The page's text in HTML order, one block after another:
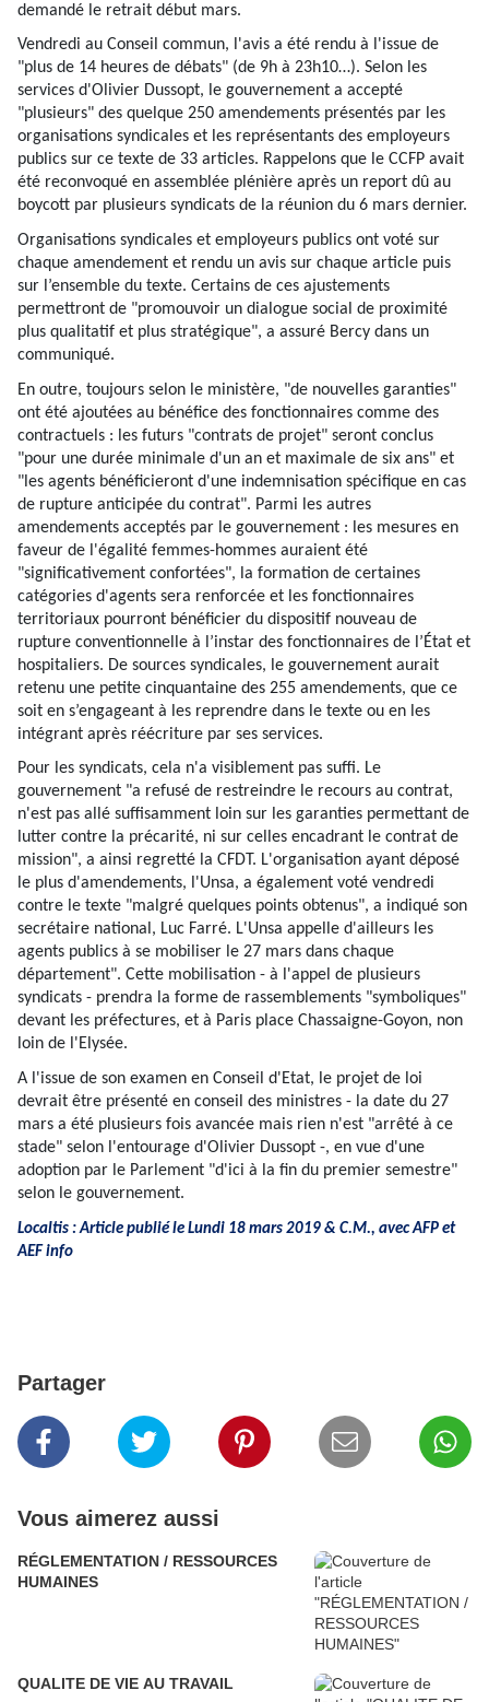
demandé le retrait début mars.
Vendredi au Conseil commun, l'avis a été rendu à l'issue de
"plus de 14 heures de débats" (de 9h à 23h10…). Selon les
services d'Olivier Dussopt, le gouvernement a accepté
"plusieurs" des quelque 250 amendements présentés par les
organisations syndicales et les représentants des employeurs
publics sur ce texte de 33 articles. Rappelons que le CCFP avait
été reconvoqué en assemblée plénière après un report dû au
boycott par plusieurs syndicats de la réunion du 6 mars dernier.
Organisations syndicales et employeurs publics ont voté sur
chaque amendement et rendu un avis sur chaque article puis
sur l’ensemble du texte. Certains de ces ajustements
permettront de "promouvoir un dialogue social de proximité
plus qualitatif et plus stratégique", a assuré Bercy dans un
communiqué.
En outre, toujours selon le ministère, "de nouvelles garanties"
ont été ajoutées au bénéfice des fonctionnaires comme des
contractuels : les futurs "contrats de projet" seront conclus
"pour une durée minimale d'un an et maximale de six ans" et
"les agents bénéficieront d'une indemnisation spécifique en cas
de rupture anticipée du contrat". Parmi les autres
amendements acceptés par le gouvernement : les mesures en
faveur de l'égalité femmes-hommes auraient été
"significativement confortées", la formation de certaines
catégories d'agents sera renforcée et les fonctionnaires
territoriaux pourront bénéficier du dispositif nouveau de
rupture conventionnelle à l’instar des fonctionnaires de l’État et
hospitaliers. De sources syndicales, le gouvernement aurait
retenu une petite cinquantaine des 255 amendements, que ce
soit en s’engageant à les reprendre dans le texte ou en les
intégrant après réécriture par ses services.
Pour les syndicats, cela n'a visiblement pas suffi. Le
gouvernement "a refusé de restreindre le recours au contrat,
n'est pas allé suffisamment loin sur les garanties permettant de
lutter contre la précarité, ni sur celles encadrant le contrat de
mission", a ainsi regretté la CFDT. L'organisation ayant déposé
le plus d'amendements, l'Unsa, a également voté vendredi
contre le texte "malgré quelques points obtenus", a indiqué son
secrétaire national, Luc Farré. L'Unsa appelle d'ailleurs les
agents publics à se mobiliser le 27 mars dans chaque
département". Cette mobilisation - à l'appel de plusieurs
syndicats - prendra la forme de rassemblements "symboliques"
devant les préfectures, et à Paris place Chassaigne-Goyon, non
loin de l'Elysée.
A l'issue de son examen en Conseil d'Etat, le projet de loi
devrait être présenté en conseil des ministres - la date du 27
mars a été plusieurs fois avancée mais rien n'est "arrêté à ce
stade" selon l'entourage d'Olivier Dussopt -, en vue d'une
adoption par le Parlement "d'ici à la fin du premier semestre"
selon le gouvernement.
Localtis : Article publié le Lundi 18 mars 2019 & C.M., avec AFP et
AEF info
Partager
Vous aimerez aussi
RÉGLEMENTATION / RESSOURCES
HUMAINES
QUALITE DE VIE AU TRAVAIL